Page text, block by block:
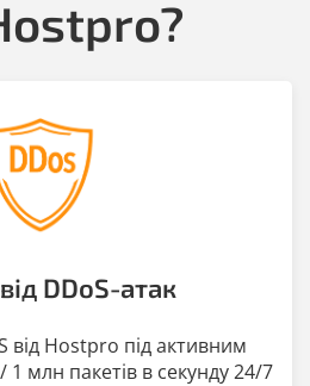
DDoS-атак
від Hostpro під активним
1 млн пакетів в секунду 24/7